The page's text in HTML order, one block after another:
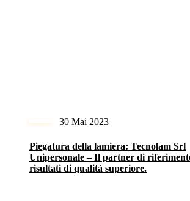
30 Mai 2023
Piegatura della lamiera: Tecnolam Srl
Unipersonale – Il partner di
risultati di qualità superiore.